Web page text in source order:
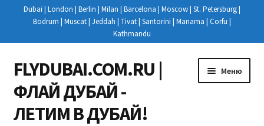
Dubai | London | Berlin | Milan | Barcelona | Moscow | St. Petersburg |
Bodrum | Muscat | Jeddah | Tivat | Santorini | Manama | Corfu |
Kathmandu
Перейти
к
навигации
Перейти
к
содержимому
FLYDUBAI.COM.RU |
ФЛАЙ ДУБАЙ -
ЛЕТИМ В ДУБАЙ!
Меню